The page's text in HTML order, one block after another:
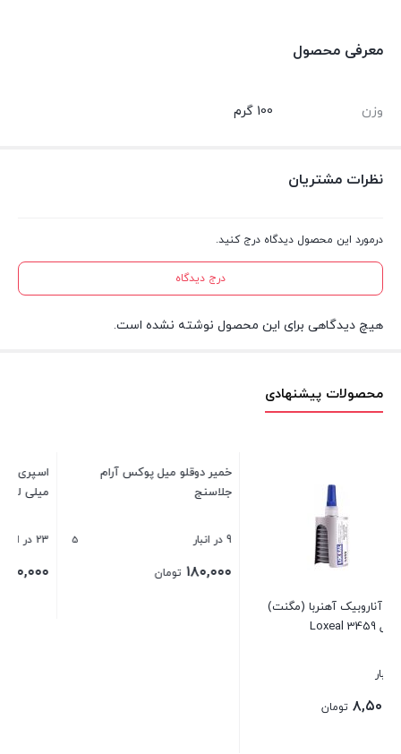
معرفی محصول
وزن 100 گرم
نظرات مشتریان
درمورد این محصول دیدگاه درج کنید.
درج دیدگاه
هیچ دیدگاهی برای این محصول نوشته نشده است.
محصولات پیشنهادی
خمیر دوقلو میل پوکس آرام خشک
جلاسنج
۱۸۰,۰۰۰
اسپری رنگ زرد واکو حجم ۳۰۰
۱۶۰,۰۰۰